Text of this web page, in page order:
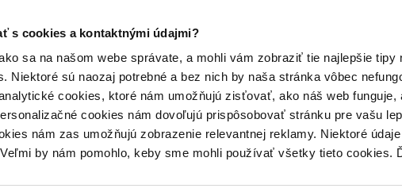
s cookies a kontaktnými údajmi?
sa na našom webe správate, a mohli vám zobraziť tie najlepšie tipy
Niektoré sú naozaj potrebné a bez nich by naša stránka vôbec
cookies, ktoré nám umožňujú zisťovať, ako náš web funguje,
cookies nám dovoľujú prispôsobovať stránku pre vašu
nám zas umožňujú zobrazenie relevantnej reklamy. Niektoré
by nám pomohlo, keby sme mohli používať všetky tieto cookies.